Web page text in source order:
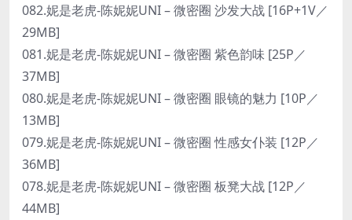
082.妮是老虎-陈妮妮UNI – 微密圈 沙发大战 [16P+1V／
29MB]
081.妮是老虎-陈妮妮UNI – 微密圈 紫色韵味 [25P／
37MB]
080.妮是老虎-陈妮妮UNI – 微密圈 眼镜的魅力 [10P／
13MB]
079.妮是老虎-陈妮妮UNI – 微密圈 性感女仆装 [12P／
36MB]
078.妮是老虎-陈妮妮UNI – 微密圈 板凳大战 [12P／
44MB]